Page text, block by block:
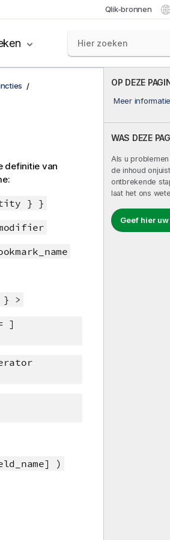
Qlik-bronnen
OP DEZE
Meer informatie
WAS DEZE
Als u
de inhoud
ontbrekende
laat het ons
Geef hier
definitie van
} }
} >
]
)